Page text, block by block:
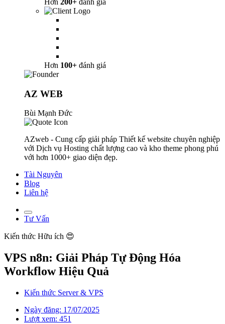
Hơn 200+ đánh giá
Hơn 100+ đánh giá
AZ WEB
Bùi Mạnh Đức
AZweb - Cung cấp giải pháp Thiết kế website chuyên nghiệp
với Dịch vụ Hosting chất lượng cao và kho theme phong phú
với hơn 1000+ giao diện đẹp.
Tài Nguyên
Blog
Liên hệ
Tư Vấn
Kiến thức Hữu ích 😍
VPS n8n: Giải Pháp Tự Động Hóa
Workflow Hiệu Quả
Kiến thức Server & VPS
Ngày đăng: 17/07/2025
Lượt xem: 451